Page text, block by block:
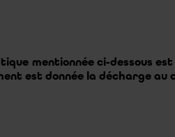
mentionnée ci-dessous
est donnée la décharge au